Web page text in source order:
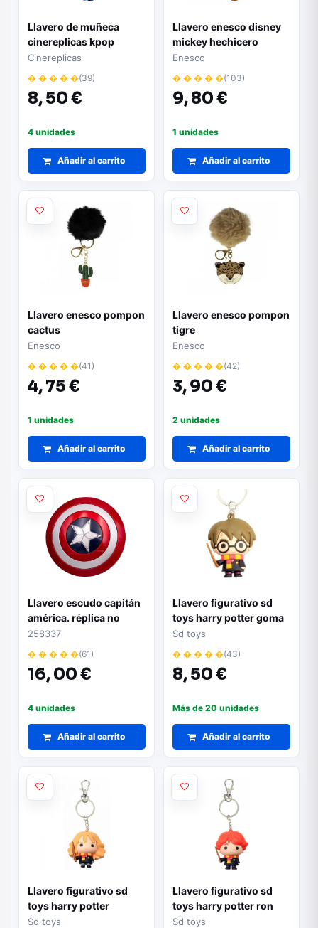
Llavero de muñeca
cinereplicas kpop
demon hunters derpy
Cinereplicas
� � � � �(39)
8,50 €
4 unidades
Añadir al carrito
Llavero enesco disney
mickey hechicero
Enesco
� � � � �(103)
9,80 €
1 unidades
Añadir al carrito
Llavero enesco pompon
cactus
Enesco
� � � � �(41)
4,75 €
1 unidades
Añadir al carrito
Llavero enesco pompon
tigre
Enesco
� � � � �(42)
3,90 €
2 unidades
Añadir al carrito
Llavero escudo capitán
américa. réplica no
oficial
258337
� � � � �(61)
16,00 €
4 unidades
Añadir al carrito
Llavero figurativo sd
toys harry potter goma
Sd toys
� � � � �(43)
8,50 €
Más de 20 unidades
Añadir al carrito
Llavero figurativo sd
toys harry potter
hermione granger goma
Sd toys
Llavero figurativo sd
toys harry potter ron
weasley goma
Sd toys